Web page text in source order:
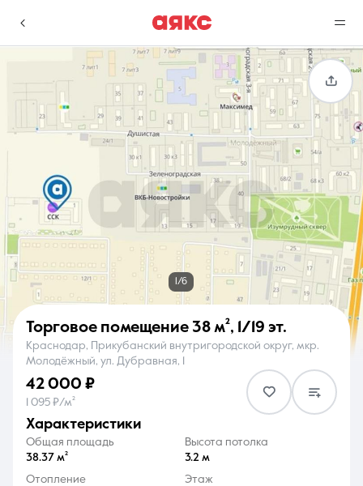
г. Краснодар
0 объявлений
Сравнение
0 объявлений
Недвижимость Услуги
О компании Контакты
8 (861) 297-00-00
1/6
Торговое помещение 38 м², 1/19 эт.
Краснодар, Прикубанский внутригородской округ, мкр.
Молодёжный, ул. Дубравная, 1
42 000 ₽
1 095 ₽/м²
характеристики
Общая площадь
38.37 м²
Высота потолка
3.2 м
Отопление
Этаж